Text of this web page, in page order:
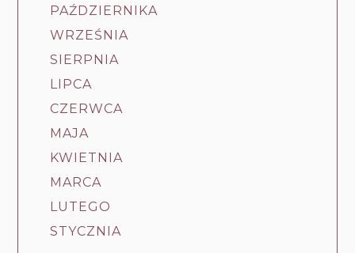
PAŹDZIERNIKA
WRZEŚNIA
SIERPNIA
LIPCA
CZERWCA
MAJA
KWIETNIA
MARCA
LUTEGO
STYCZNIA